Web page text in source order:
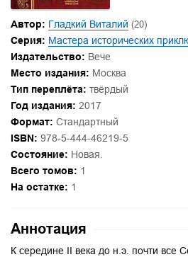
Автор: Гладкий Виталий (20)
Серия: Мастера исторических
Издательство: Вече
Место издания: Москва
Тип переплёта: твёрдый
Год издания: 2017
Формат: Стандартный
ISBN: 978-5-444-46219-5
Состояние: Новая.
Всего томов: 1
На остатке: 1
Аннотация
К середине II века до н.э. почти все